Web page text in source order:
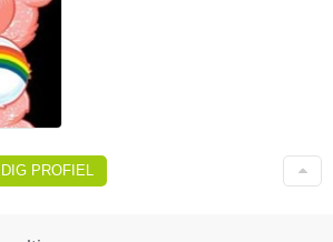
PROFIEL